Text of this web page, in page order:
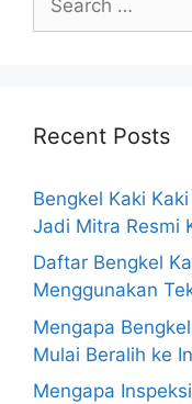
Recent Posts
Bengkel Kaki
Jadi Mitra Resmi
Daftar Bengkel
Menggunakan
Mengapa
Mulai Beralih ke
Mengapa